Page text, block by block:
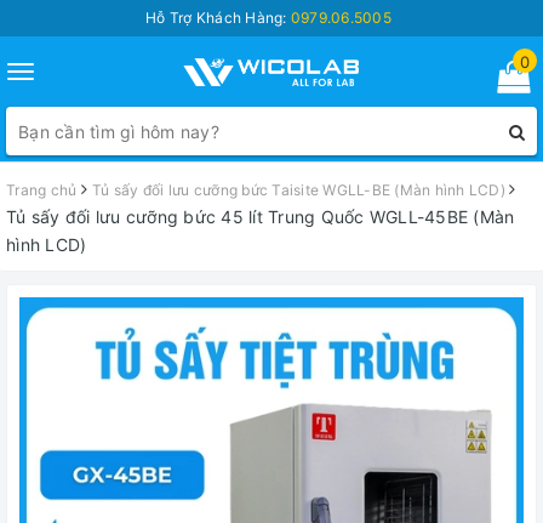
Hỗ Trợ Khách Hàng: 0979.06.5005
Toggle
navigation
0
Trang chủ Tủ sấy đối lưu cưỡng bức Taisite WGLL-BE (Màn hình LCD)
Tủ sấy đối lưu cưỡng bức 45 lít Trung Quốc WGLL-45BE (Màn
hình LCD)